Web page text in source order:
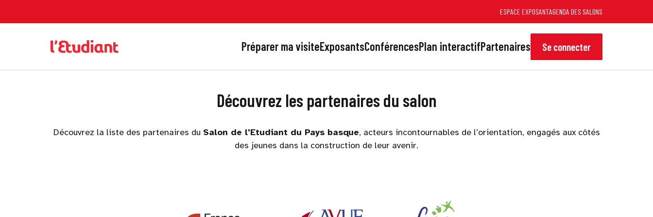
ESPACE EXPOSANTAGENDA DES SALONS
Préparer ma visiteExposantsConférencesPlan interactifPartenaires Se connecter
Découvrez les partenaires du salon
Découvrez la liste des partenaires du Salon de l'Etudiant du Pays basque, acteurs incontournables de l’orientation, engagés aux côtés
des jeunes dans la construction de leur avenir.